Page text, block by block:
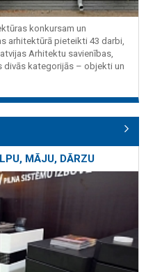
konkursam un
arhitektūrā pieteikti 43 darbi,
Arhitektu savienības,
divās kategorijās – objekti un
MĀJU, DĀRZU